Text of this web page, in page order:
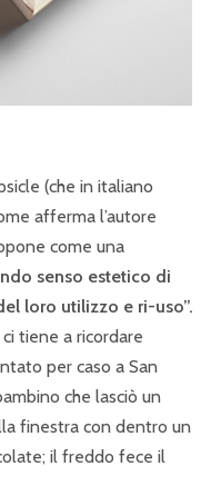
(che in italiano
afferma l’autore
come una
senso estetico di
loro utilizzo e ri-uso”.
tiene a ricordare
per caso a San
che lasciò un
finestra con dentro un
il freddo fece il